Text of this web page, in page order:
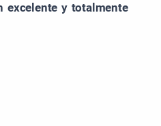
excelente y totalmente